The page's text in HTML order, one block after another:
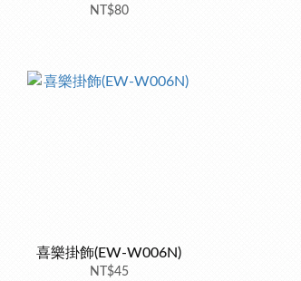
NT$80
喜樂掛飾(EW-W006N)
NT$45